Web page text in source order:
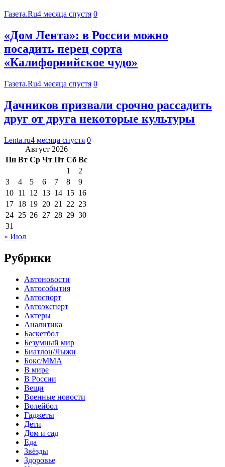
Газета.Ru4 месяца спустя 0
«Дом Лента»: в России можно
посадить перец сорта
«Калифорнийское чудо»
Газета.Ru4 месяца спустя 0
Дачников призвали срочно рассадить
друг от друга некоторые культуры
Lenta.ru4 месяца спустя 0
Август 2026
Пн Вт Ср Чт Пт Сб Вс
1
2
3
4 5 6 7 8
9
10 11 12 13 14 15 16
17 18 19 20 21 22 23
24 25 26 27 28 29 30
31
« Июл
Рубрики
Автоновости
Автособытия
Автоспорт
Автоэксперт
Актеры
Аналитика
Баскетбол
Безумный мир
Биатлон/Лыжи
Бокс/MMA
В мире
В России
Вещи
Военные новости
Волейбол
Гаджеты
Дети
Дом и сад
Еда
Звёзды
Здоровье